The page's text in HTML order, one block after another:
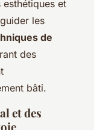
et
les
de
des
bâti.
et des